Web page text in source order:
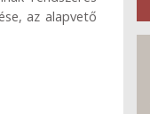
az alapvető